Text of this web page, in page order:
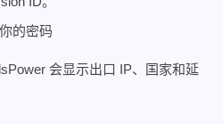
的密码
会显示出口 IP、国家和延